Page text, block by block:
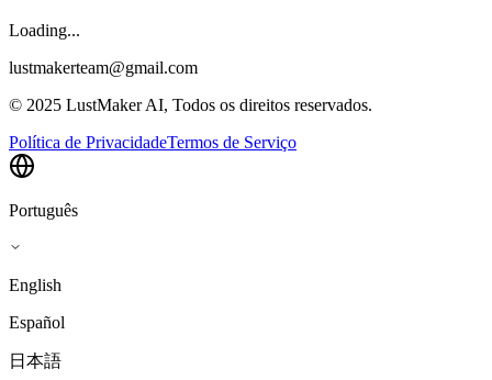
Loading...
lustmakerteam@gmail.com
© 2025 LustMaker AI, Todos os direitos reservados.
Política de PrivacidadeTermos de Serviço
Português
English
Español
日本語